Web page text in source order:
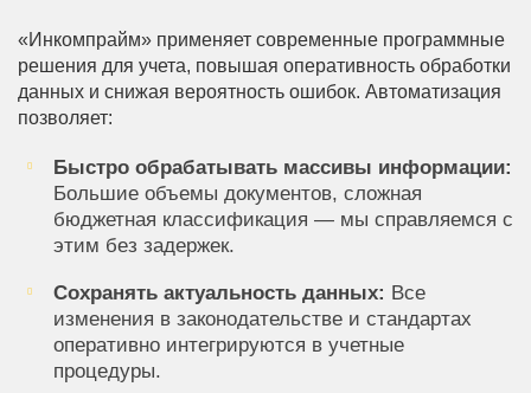
«Инкомпрайм» применяет современные программные
решения для учета, повышая оперативность обработки
данных и снижая вероятность ошибок. Автоматизация
позволяет:
Быстро обрабатывать массивы информации:
Большие объемы документов, сложная
бюджетная классификация — мы справляемся с
этим без задержек.
Сохранять актуальность данных: Все
изменения в законодательстве и стандартах
оперативно интегрируются в учетные
процедуры.